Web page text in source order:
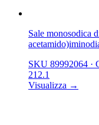
Sale monosodica
SKU 89992064 ·
212.1
Visualizza →